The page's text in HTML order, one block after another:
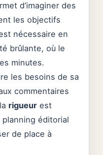
d’imaginer des
les objectifs
nécessaire en
brûlante, où le
minutes.
les besoins de sa
commentaires
rigueur est
éditorial
de place à